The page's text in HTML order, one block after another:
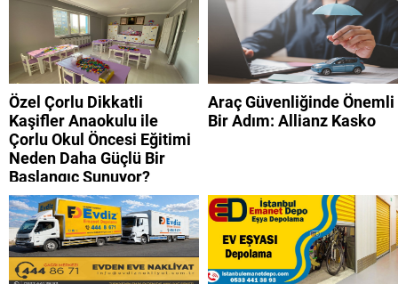
Özel Çorlu Dikkatli
Kaşifler Anaokulu ile
Çorlu Okul Öncesi Eğitimi
Neden Daha Güçlü Bir
Başlangıç Sunuyor?
Araç Güvenliğinde Önemli
Bir Adım: Allianz Kasko